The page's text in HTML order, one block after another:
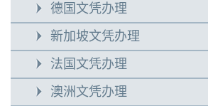
德国文凭办理
新加坡文凭办理
法国文凭办理
澳洲文凭办理